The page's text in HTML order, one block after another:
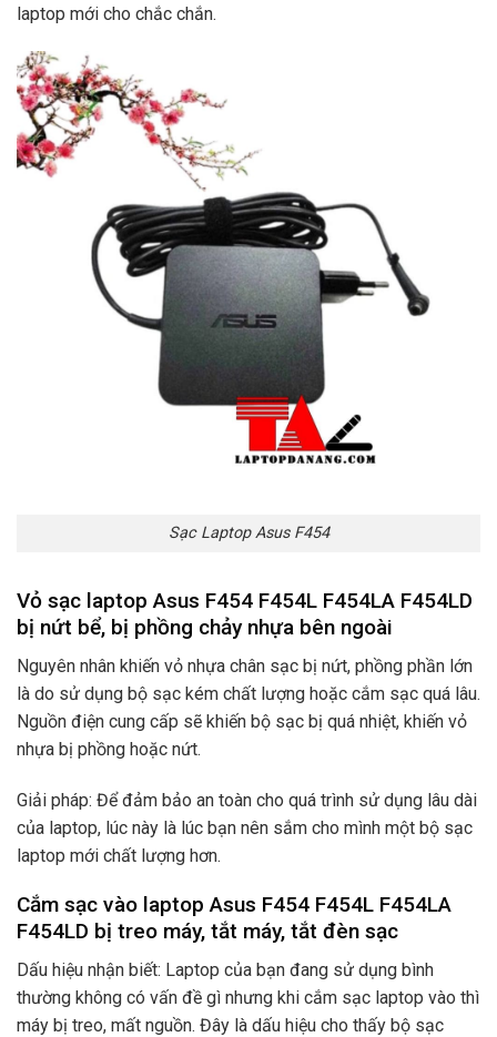
laptop mới cho chắc chắn.
Sạc Laptop Asus F454
Vỏ sạc laptop Asus F454 F454L F454LA F454LD
bị nứt bể, bị phồng chảy nhựa bên ngoài
Nguyên nhân khiến vỏ nhựa chân sạc bị nứt, phồng phần lớn
là do sử dụng bộ sạc kém chất lượng hoặc cắm sạc quá lâu.
Nguồn điện cung cấp sẽ khiến bộ sạc bị quá nhiệt, khiến vỏ
nhựa bị phồng hoặc nứt.
Giải pháp: Để đảm bảo an toàn cho quá trình sử dụng lâu dài
của laptop, lúc này là lúc bạn nên sắm cho mình một bộ sạc
laptop mới chất lượng hơn.
Cắm sạc vào laptop Asus F454 F454L F454LA
F454LD bị treo máy, tắt máy, tắt đèn sạc
Dấu hiệu nhận biết: Laptop của bạn đang sử dụng bình
thường không có vấn đề gì nhưng khi cắm sạc laptop vào thì
máy bị treo, mất nguồn. Đây là dấu hiệu cho thấy bộ sạc